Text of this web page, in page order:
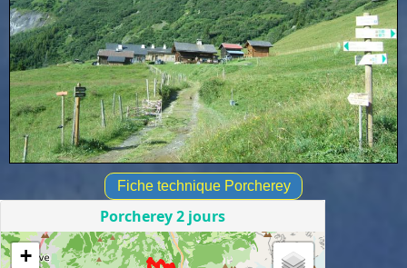
Fiche technique Porcherey